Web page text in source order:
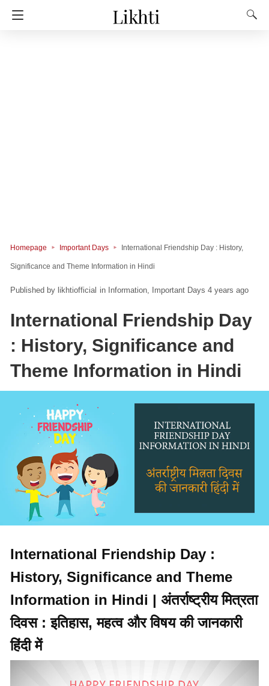
Homepage Important Days International Friendship Day : History,
Significance and Theme Information in Hindi
likhtiofficial in Information Important Days 4 years ago
International Friendship Day
: History, Significance and
Theme Information in Hindi
International Friendship Day :
History, Significance and Theme
Information in Hindi | अंतर्राष्ट्रीय मित्रता
दिवस : इतिहास, महत्व और विषय की जानकारी
हिंदी में